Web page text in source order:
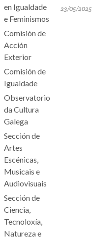
en Igualdade
e Feminismos
Comisión de
Acción
Exterior
Comisión de
Igualdade
Observatorio
da Cultura
Galega
Sección de
Artes
Escénicas,
Musicais e
Audiovisuais
Sección de
Ciencia,
Tecnoloxía,
Natureza e
23/05/2025